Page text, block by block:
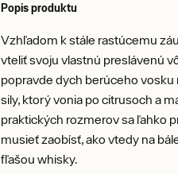
Popis produktu
Vzhľadom k stále rastúcemu
vteliť svoju vlastnú preslávenú
popravde dych berúceho
sily, ktorý vonia po citrusoch a
praktických rozmerov sa ľahko
musieť zaobísť, ako vtedy na
fľašou whisky.